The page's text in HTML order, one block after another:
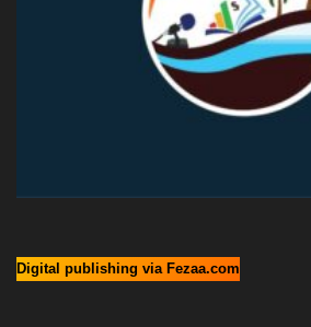
Digital publishing via Fezaa.com